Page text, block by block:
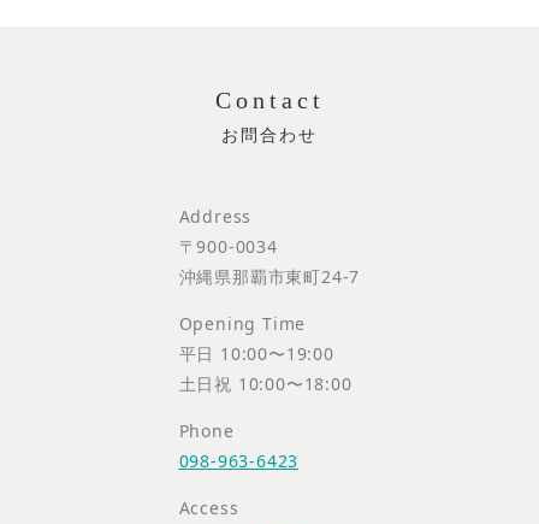
Contact
Address
〒900-0034
沖縄県那覇市東町24-7
Opening Time
平日 10:00〜19:00
土日祝 10:00〜18:00
Phone
098-963-6423
Access